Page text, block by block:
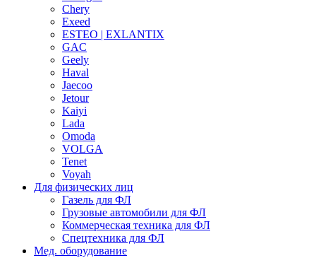
Chery
Exeed
ESTEO | EXLANTIX
GAC
Geely
Haval
Jaecoo
Jetour
Kaiyi
Lada
Omoda
VOLGA
Tenet
Voyah
Для физических лиц
Газель для ФЛ
Грузовые автомобили для ФЛ
Коммерческая техника для ФЛ
Спецтехника для ФЛ
Мед. оборудование